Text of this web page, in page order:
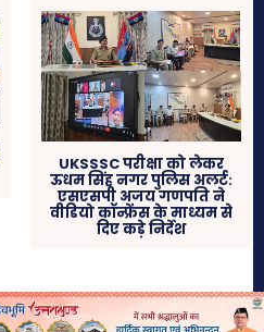
UKSSSC परीक्षा को लेकर
ऊधम सिंह नगर पुलिस अलर्ट:
एसएसपी अजय गणपति ने
वीडियो कॉन्फ्रेंस के माध्यम से
दिए कड़े निर्देश